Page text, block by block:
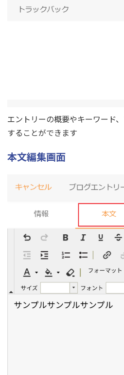
エントリーの概要やキーワード
することができます
本文編集画面